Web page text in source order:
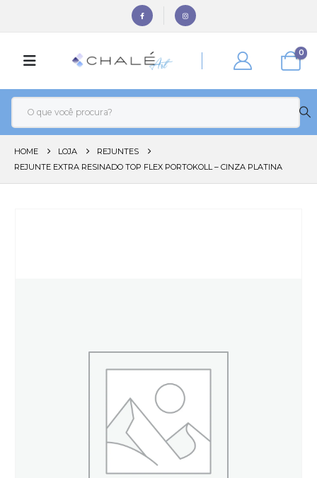
0
HOME LOJA
REJUNTES
REJUNTE EXTRA RESINADO TOP FLEX PORTOKOLL – CINZA PLATINA